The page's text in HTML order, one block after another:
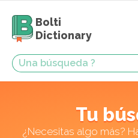
Bolti
Dictionary
Tu
¿Necesitas algo más?